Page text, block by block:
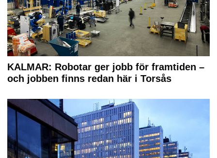
KALMAR: Robotar ger jobb för framtiden –
och jobben finns redan här i Torsås